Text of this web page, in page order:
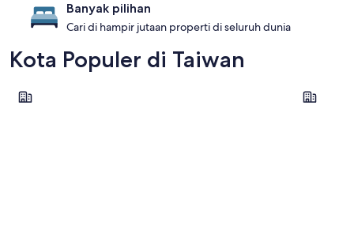
Banyak pilihan
Cari di hampir jutaan properti di seluruh dunia
Kota Populer di Taiwan
Taipei Taichung